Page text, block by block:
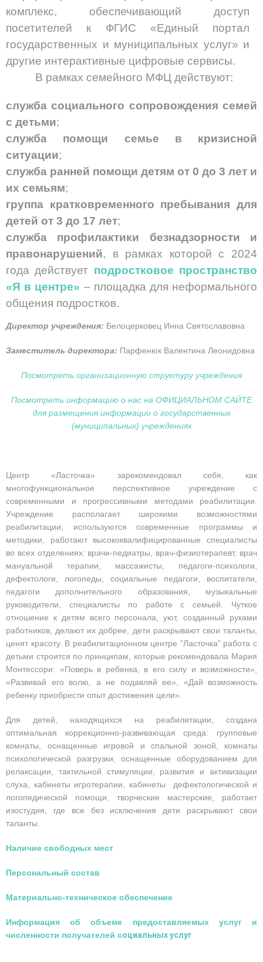
комплекс, обеспечивающий доступ
посетителей к ФГИС «Единый портал
государственных и муниципальных услуг» и
другие интерактивные цифровые сервисы.
В рамках семейного МФЦ действуют:
служба социального сопровождения семей
с детьми;
служба помощи семье в кризисной
ситуации;
служба ранней помощи детям от 0 до 3 лет и
их семьям;
группа кратковременного пребывания для
детей от 3 до 17 лет;
служба профилактики безнадзорности и
правонарушений, в рамках которой с 2024
года действует подростковое пространство
«Я в центре» – площадка для неформального
общения подростков.
Директор учреждения: Белоцерковец Инна Святославовна
Заместитель директора: Парфенюк Валентина Леонидовна
Посмотреть организационную структуру учреждения
Посмотреть информацию о нас на ОФИЦИАЛЬНОМ САЙТЕ
для размещения информации о государственных
(муниципальных) учреждениях
Центр «Ласточка» зарекомендовал себя, как
многофункциональное перспективное учреждение с
современными и прогрессивными методами реабилитации.
Учреждение располагает широкими возможностями
реабилитации, используются современные программы и
методики, работают высококвалифицированные специалисты
во всех отделениях: врачи-педиатры, врач-физиотерапевт, врач
мануальной терапии, массажисты, педагоги-психологи,
дефектологи, логопеды, социальные педагоги, воспитатели,
педагоги дополнительного образования, музыкальные
руководители, специалисты по работе с семьей. Чуткое
отношение к детям всего персонала, уют, созданный руками
работников, делают их добрее, дети раскрывают свои таланты,
ценят красоту. В реабилитационном центре "Ласточка" работа с
детьми строится по принципам, которые рекомендовала Мария
Монтессори: «Поверь в ребенка, в его силу и возможности»,
«Развивай его волю, а не подавляй ее», «Дай возможность
ребенку приобрести опыт достижения цели».
Для детей, находящихся на реабилитации, создана
оптимальная коррекционно-развивающая среда: групповые
комнаты, оснащенные игровой и спальной зоной, комнаты
психологической разгрузки, оснащенные оборудованием для
релаксации, тактильной стимуляции, развития и активизации
слуха, кабинеты игротерапии, кабинеты дефектологической и
логопедической помощи, творческие мастерские, работает
изостудия, где все без исключения дети раскрывают свои
таланты.
Наличие свободных мест
Персональный состав
Материально-техническое обеспечение
Информация об объеме предоставляемых услуг и
численности получателей социальных услуг